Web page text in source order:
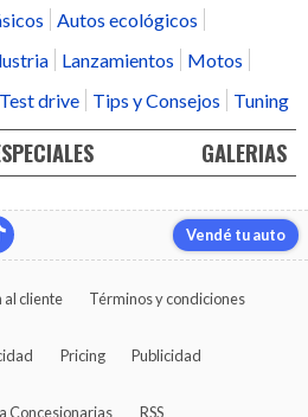
Autos ecológicos
Lanzamientos
Motos
Test drive Tips y Consejos Tuning
GALERIAS
Vendé tu auto
al cliente Términos y condiciones
Pricing Publicidad
Concesionarias RSS